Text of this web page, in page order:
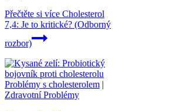
Přečtěte si více Cholesterol
7,4: Je to kritické? (Odborný
rozbor)
Problémy s cholesterolem |
Zdravotní Problémy